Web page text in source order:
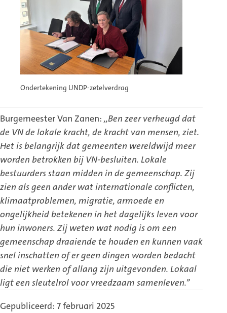
Ondertekening UNDP-zetelverdrag
Burgemeester Van Zanen: ,,Ben zeer verheugd dat
de VN de lokale kracht, de kracht van mensen, ziet.
Het is belangrijk dat gemeenten wereldwijd meer
worden betrokken bij VN-besluiten. Lokale
bestuurders staan midden in de gemeenschap. Zij
zien als geen ander wat internationale conflicten,
klimaatproblemen, migratie, armoede en
ongelijkheid betekenen in het dagelijks leven voor
hun inwoners. Zij weten wat nodig is om een
gemeenschap draaiende te houden en kunnen vaak
snel inschatten of er geen dingen worden bedacht
die niet werken of allang zijn uitgevonden. Lokaal
ligt een sleutelrol voorvreedzaam samenleven.’’
Gepubliceerd: 7 februari 2025